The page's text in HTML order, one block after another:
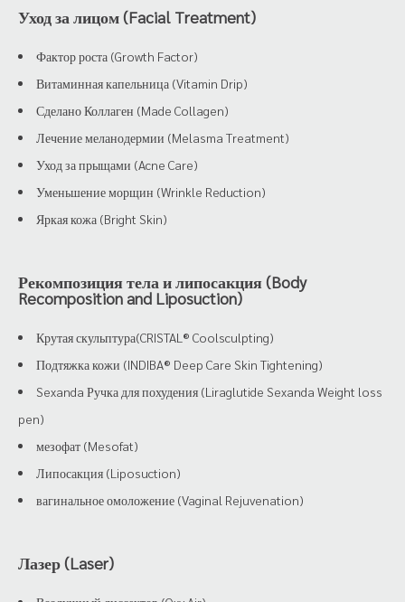
Уход за лицом (Facial Treatment)
Фактор роста (Growth Factor)
Витаминная капельница (Vitamin Drip)
Сделано Коллаген (Made Collagen)
Лечение меланодермии (Melasma Treatment)
Уход за прыщами (Acne Care)
Уменьшение морщин (Wrinkle Reduction)
Яркая кожа (Bright Skin)
Рекомпозиция тела и липосакция (Body
Recomposition and Liposuction)
Крутая скульптура(CRISTAL® Coolsculpting)
Подтяжка кожи (INDIBA® Deep Care Skin Tightening)
Sexanda Ручка для похудения (Liraglutide Sexanda Weight loss
pen)
мезофат (Mesofat)
Липосакция (Liposuction)
вагинальное омоложение (Vaginal Rejuvenation)
Лазер (Laser)